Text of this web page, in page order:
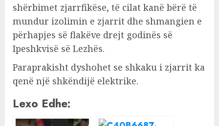
shërbimet zjarrfikëse, të cilat kanë bërë të
mundur izolimin e zjarrit dhe shmangien e
përhapjes së flakëve drejt godinës së
Ipeshkvisë së Lezhës.
Paraprakisht dyshohet se shkaku i zjarrit ka
qenë një shkëndijë elektrike.
Lexo Edhe: